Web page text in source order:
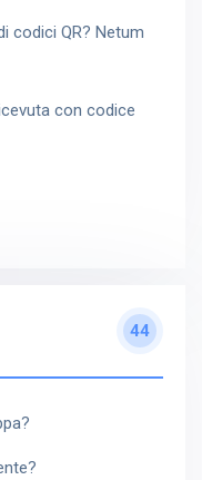
codici QR? Netum
con codice
44